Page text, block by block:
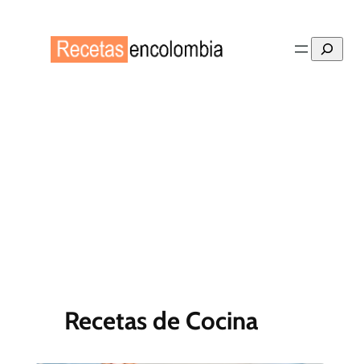
contenido
Buscar
Recetas de Cocina